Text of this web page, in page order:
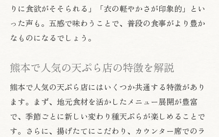
りに食欲がそそられる」「衣の軽やかさが印象的」とい
った声も。五感で味わうことで、普段の食事がより豊か
なものになるでしょう。
熊本で人気の天ぷら店の特徴を解説
熊本で人気の天ぷら店にはいくつか共通する特徴があり
ます。まず、地元食材を活かしたメニュー展開が豊富
で、季節ごとに新しい変わり種天ぷらが楽しめることで
す。さらに、揚げたてにこだわり、カウンター席でのラ